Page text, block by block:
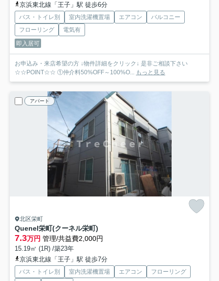
京浜東北線「王子」駅 徒歩6分
バス・トイレ別 室内洗濯機置場 エアコン
バルコニー
フローリング
電気有
即入居可
お申込み・来店希望の方 ↓物件詳細をクリック↓ 是非ご相談下さい
☆☆POINT☆☆ ①仲介料50%OFF～100%O...
もっと見る
アパート
北区栄町
Quenel栄町(クーネル栄町)
7.3万円 管理/共益費2,000円
15.19㎡ (1R) /築23年
京浜東北線「王子」駅 徒歩7分
バス・トイレ別 室内洗濯機置場 エアコン
フローリング